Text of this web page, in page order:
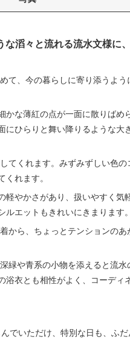
滔々と流れる流水文様に
て、今の暮らしに寄り添うよう
な薄紅の点が一面に散りばめ
にひらりと舞い降りるような大
てくれます。みずみずしい色の
れます。
やかさがあり、扱いやすく気
エットもきれいにきまります。
から、ちょっとテンションのあ
緑や青系の小物を添えると流水
浴衣とも相性がよく、コーディ
でいただけ、特別な日も、ふだ